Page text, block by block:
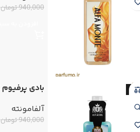
940,000تومان
-
بادی پرفیوم NYC (آلفامونته)
آلفامونته
940,000تومان